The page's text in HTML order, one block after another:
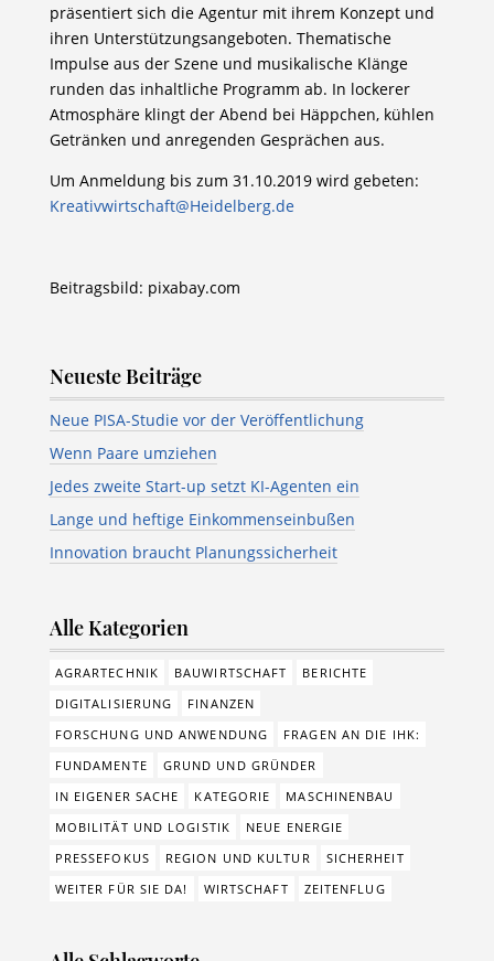
präsentiert sich die Agentur mit ihrem Konzept und
ihren Unterstützungsangeboten. Thematische
Impulse aus der Szene und musikalische Klänge
runden das inhaltliche Programm ab. In lockerer
Atmosphäre klingt der Abend bei Häppchen, kühlen
Getränken und anregenden Gesprächen aus.
Um Anmeldung bis zum 31.10.2019 wird gebeten:
Kreativwirtschaft@Heidelberg.de
Beitragsbild: pixabay.com
Neueste Beiträge
Neue PISA-Studie vor der Veröffentlichung
Wenn Paare umziehen
Jedes zweite Start-up setzt KI-Agenten ein
Lange und heftige Einkommenseinbußen
Innovation braucht Planungssicherheit
Alle Kategorien
AGRARTECHNIK BAUWIRTSCHAFT
BERICHTE
DIGITALISIERUNG
FINANZEN
FORSCHUNG UND ANWENDUNG
FRAGEN AN DIE IHK:
FUNDAMENTE
GRUND UND GRÜNDER
IN EIGENER SACHE
KATEGORIE
MASCHINENBAU
MOBILITÄT UND LOGISTIK
NEUE ENERGIE
PRESSEFOKUS
REGION UND KULTUR
SICHERHEIT
WEITER FÜR SIE DA!
WIRTSCHAFT ZEITENFLUG